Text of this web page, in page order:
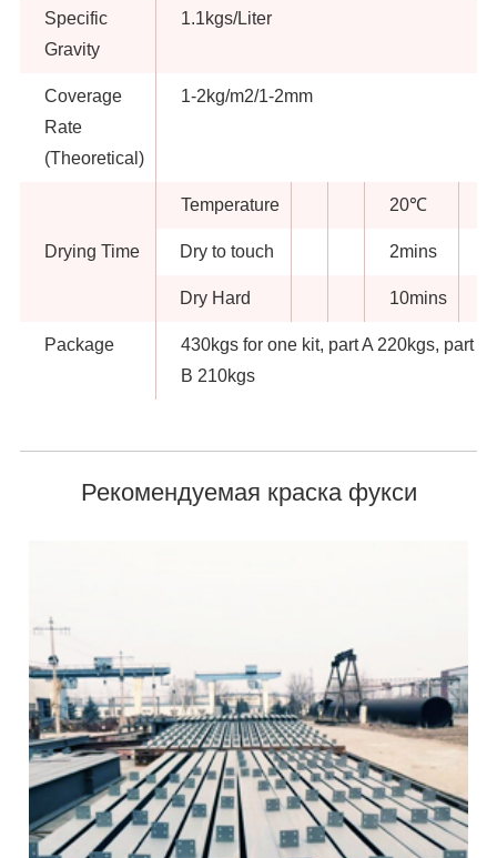
Specific
Gravity
1.1kgs/Liter
Coverage
Rate
(Theoretical)
1-2kg/m2/1-2mm
Drying Time
Temperature 20℃
Dry to touch 2mins
Dry Hard 10mins
Package
430kgs for one kit, part A 220kgs, part
B 210kgs
Рекомендуемая краска фукси